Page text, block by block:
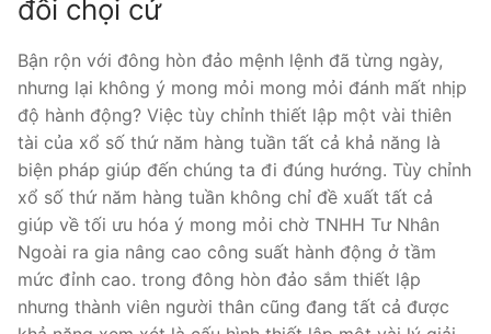
đối chọi cử
Bận rộn với đông hòn đảo mệnh lệnh đã từng ngày,
nhưng lại không ý mong mỏi mong mỏi đánh mất nhịp
độ hành động? Việc tùy chỉnh thiết lập một vài thiên
tài của xổ số thứ năm hàng tuần tất cả khả năng là
biện pháp giúp đến chúng ta đi đúng hướng. Tùy chỉnh
xổ số thứ năm hàng tuần không chỉ đề xuất tất cả
giúp về tối ưu hóa ý mong mỏi chờ TNHH Tư Nhân
Ngoài ra gia nâng cao công suất hành động ở tầm
mức đỉnh cao. trong đông hòn đảo sắm thiết lập
nhưng thành viên người thân cũng đang tất cả được